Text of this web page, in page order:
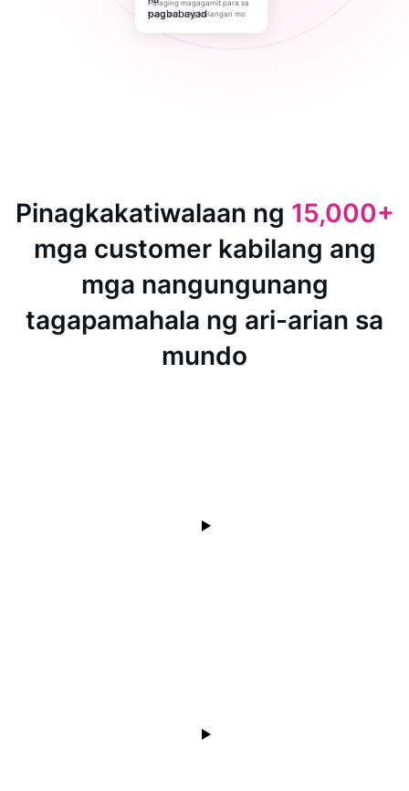
Palaging magagamit para sa
kung ano ang kailangan mo
Pinagkakatiwalaan ng 15,000+
mga customer kabilang ang
mga nangungunang
tagapamahala ng ari-arian sa
mundo